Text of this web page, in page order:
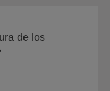
de los